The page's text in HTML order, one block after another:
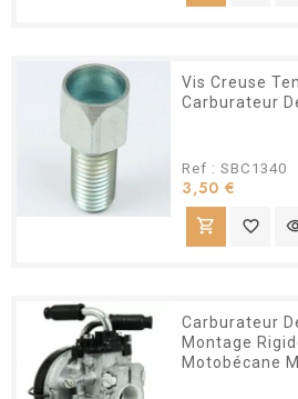
Vis Creuse
Carburateur
Ref : SBC1340
3,50 €
shopping_cart favorite_border
Carburateur
Montage
Motobécane